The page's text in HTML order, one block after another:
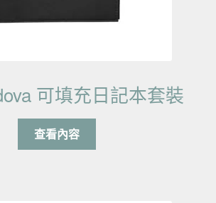
可填充日記本套裝
查看內容